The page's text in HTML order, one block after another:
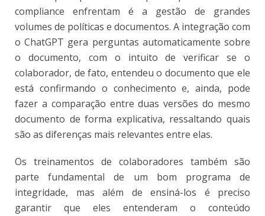
compliance enfrentam é a gestão de grandes
volumes de políticas e documentos. A integração com
o ChatGPT gera perguntas automaticamente sobre
o documento, com o intuito de verificar se o
colaborador, de fato, entendeu o documento que ele
está confirmando o conhecimento e, ainda, pode
fazer a comparação entre duas versões do mesmo
documento de forma explicativa, ressaltando quais
são as diferenças mais relevantes entre elas.
Os treinamentos de colaboradores também são
parte fundamental de um bom programa de
integridade, mas além de ensiná-los é preciso
garantir que eles entenderam o conteúdo